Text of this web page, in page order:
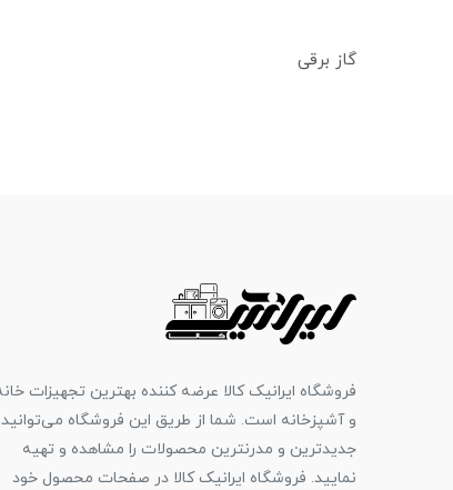
گاز برقی
فروشگاه ایرانیک کالا عرضه کننده بهترین تجهیزات
و آشپزخانه است. شما از طریق این فروشگاه می‌توانید
جدیدترین و مدرنترین محصولات را مشاهده و تهیه
نمایید. فروشگاه ایرانیک کالا در صفحات محصول خود